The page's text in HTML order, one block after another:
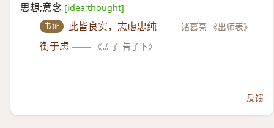
思想;意念 [idea;thought]
书证 此皆良实，志虑忠纯 —— 诸葛亮 《出师表》
衡于虑 —— 《孟子·告子下》
反馈